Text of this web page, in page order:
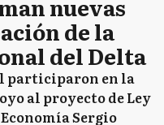
nuevas
de la
del Delta
participaron en la
al proyecto de Ley
Sergio